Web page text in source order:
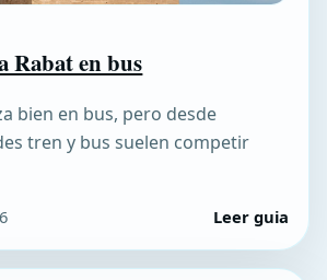
Rabat en bus
bien en bus, pero desde
tren y bus suelen competir
Leer guia